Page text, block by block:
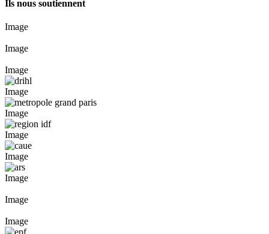
Ils nous soutiennent
Image
Image
Image
Image
Image
Image
Image
Image
Image
Image